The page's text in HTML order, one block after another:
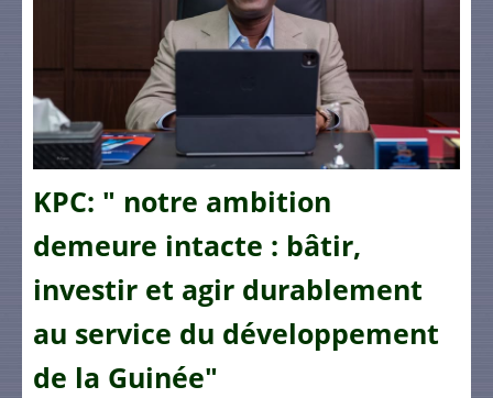
KPC: " notre ambition
demeure intacte : bâtir,
investir et agir durablement
au service du développement
de la Guinée"